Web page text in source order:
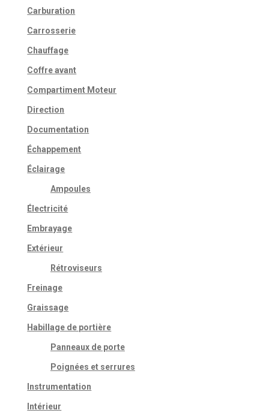
Carburation
Carrosserie
Chauffage
Coffre avant
Compartiment Moteur
Direction
Documentation
Échappement
Éclairage
Ampoules
Électricité
Embrayage
Extérieur
Rétroviseurs
Freinage
Graissage
Habillage de portière
Panneaux de porte
Poignées et serrures
Instrumentation
Intérieur